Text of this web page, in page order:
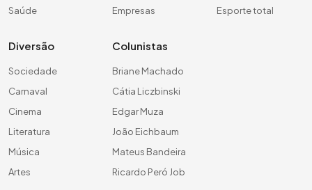
Saúde
Empresas
Esporte total
Diversão
Sociedade
Carnaval
Cinema
Literatura
Música
Artes
Colunistas
Briane Machado
Cátia Liczbinski
Edgar Muza
João Eichbaum
Mateus Bandeira
Ricardo Peró Job